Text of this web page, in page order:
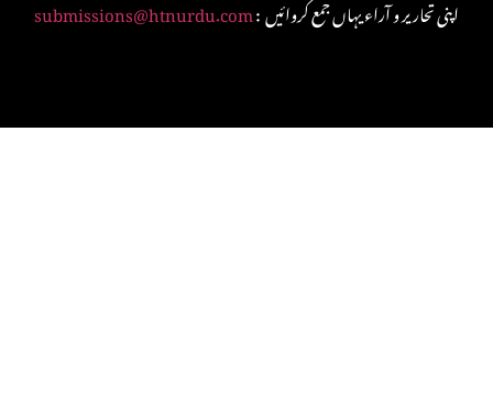
submissions@htnurdu.com : اپنی تحاریر و آراء یہاں جمع کروائیں